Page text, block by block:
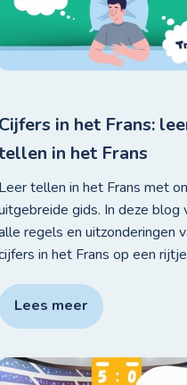
Cijfers in het Frans:
in het Frans
Leer tellen in het Frans met
gids. In deze blog
regels en uitzonderingen
in het Frans op een
Lees meer